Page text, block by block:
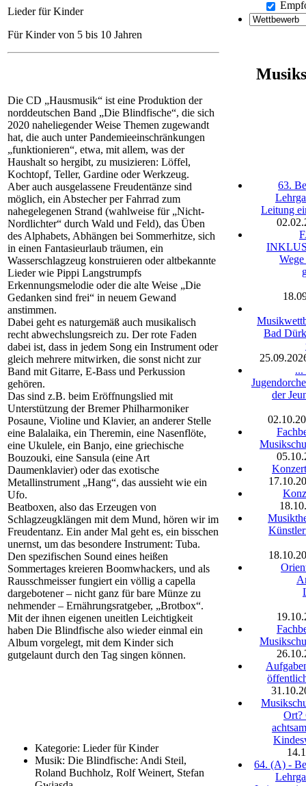
Lieder für Kinder
Für Kinder von 5 bis 10 Jahren
Die CD „Hausmusik“ ist eine Produktion der
norddeutschen Band „Die Blindfische“, die sich
2020 naheliegender Weise Themen zugewandt
hat, die auch unter Pandemieeinschränkungen
„funktionieren“, etwa, mit allem, was der
Haushalt so hergibt, zu musizieren: Löffel,
Kochtopf, Teller, Gardine oder Werkzeug.
Aber auch ausgelassene Freudentänze sind
möglich, ein Abstecher per Fahrrad zum
nahegelegenen Strand (wahlweise für „Nicht-
Nordlichter“ durch Wald und Feld), das Üben
des Alphabets, Abhängen bei Sommerhitze, sich
in einen Fantasieurlaub träumen, ein
Wasserschlagzeug konstruieren oder altbekannte
Lieder wie Pippi Langstrumpfs
Erkennungsmelodie oder die alte Weise „Die
Gedanken sind frei“ in neuem Gewand
anstimmen.
Dabei geht es naturgemäß auch musikalisch
recht abwechslungsreich zu. Der rote Faden
dabei ist, dass in jedem Song ein Instrument oder
gleich mehrere mitwirken, die sonst nicht zur
Band mit Gitarre, E-Bass und Perkussion
gehören.
Das sind z.B. beim Eröffnungslied mit
Unterstützung der Bremer Philharmoniker
Posaune, Violine und Klavier, an anderer Stelle
eine Balalaika, ein Theremin, eine Nasenflöte,
eine Ukulele, ein Banjo, eine griechische
Bouzouki, eine Sansula (eine Art
Daumenklavier) oder das exotische
Metallinstrument „Hang“, das aussieht wie ein
Ufo.
Beatboxen, also das Erzeugen von
Schlagzeugklängen mit dem Mund, hören wir im
Freudentanz. Ein ander Mal geht es, ein bisschen
unernst, um das besondere Instrument: Tuba.
Den spezifischen Sound eines heißen
Sommertages kreieren Boomwhackers, und als
Rausschmeisser fungiert ein völlig a capella
dargebotener – nicht ganz für bare Münze zu
nehmender – Ernährungsratgeber, „Brotbox“.
Mit der ihnen eigenen uneitlen Leichtigkeit
haben Die Blindfische also wieder einmal ein
Album vorgelegt, mit dem Kinder sich
gutgelaunt durch den Tag singen können.
Kategorie: Lieder für Kinder
Musik: Die Blindfische: Andi Steil,
Roland Buchholz, Rolf Weinert, Stefan
63.
Leitung
Bad
...
der
Ort?
64. (A) -